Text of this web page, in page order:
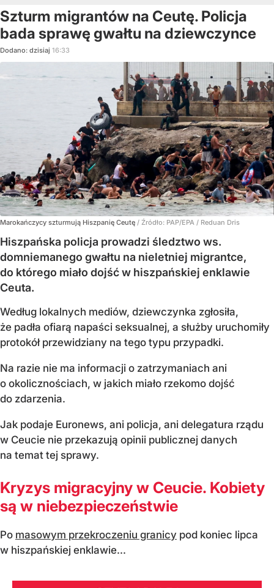
Szturm migrantów na Ceutę. Policja
bada sprawę gwałtu na dziewczynce
Dodano: dzisiaj 16:33
Marokańczycy szturmują Hiszpanię Ceutę / Źródło: PAP/EPA / Reduan Dris
Hiszpańska policja prowadzi śledztwo ws.
domniemanego gwałtu na nieletniej migrantce,
do którego miało dojść w hiszpańskiej enklawie
Ceuta.
Według lokalnych mediów, dziewczynka zgłosiła,
że padła ofiarą napaści seksualnej, a służby uruchomiły
protokół przewidziany na tego typu przypadki.
Na razie nie ma informacji o zatrzymaniach ani
o okolicznościach, w jakich miało rzekomo dojść
do zdarzenia.
Jak podaje Euronews, ani policja, ani delegatura rządu
w Ceucie nie przekazują opinii publicznej danych
na temat tej sprawy.
Kryzys migracyjny w Ceucie. Kobiety
są w niebezpieczeństwie
Po masowym przekroczeniu granicy pod koniec lipca
w hiszpańskiej enklawie...